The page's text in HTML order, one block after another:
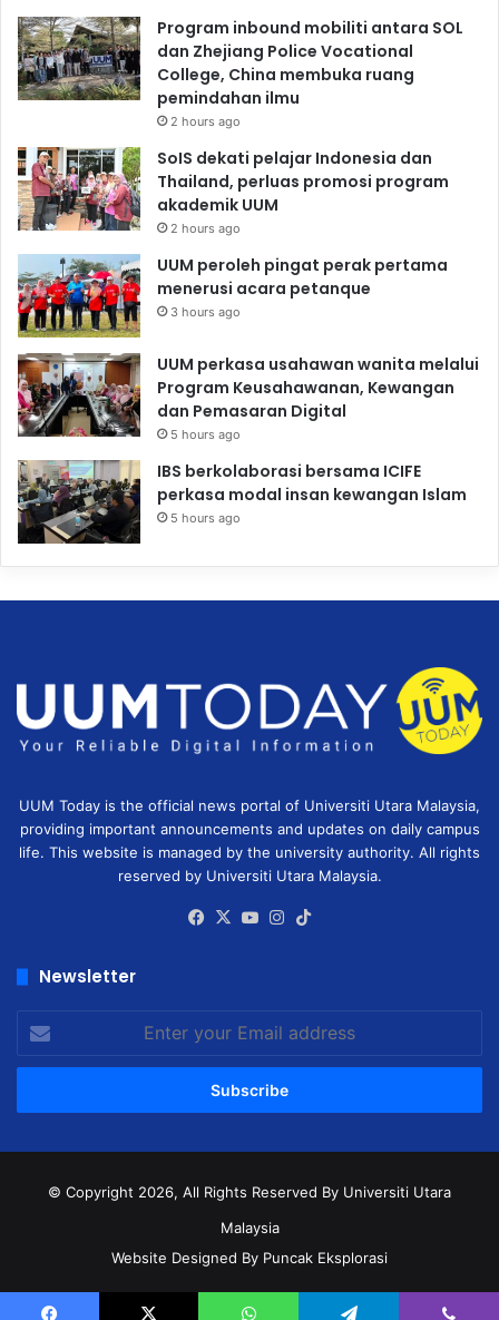
Program inbound mobiliti antara SOL
dan Zhejiang Police Vocational
College, China membuka ruang
pemindahan ilmu
2 hours ago
SoIS dekati pelajar Indonesia dan
Thailand, perluas promosi program
akademik UUM
2 hours ago
UUM peroleh pingat perak pertama
menerusi acara petanque
3 hours ago
UUM perkasa usahawan wanita melalui
Program Keusahawanan, Kewangan
dan Pemasaran Digital
5 hours ago
IBS berkolaborasi bersama ICIFE
perkasa modal insan kewangan Islam
5 hours ago
UUM Today is the official news portal of Universiti Utara Malaysia,
providing important announcements and updates on daily campus
life. This website is managed by the university authority. All rights
reserved by Universiti Utara Malaysia.
Facebook
X YouTubeInstagram
Newsletter
your
Email
© Copyright 2026, All Rights Reserved By Universiti Utara
Malaysia
Website Designed By Puncak Eksplorasi